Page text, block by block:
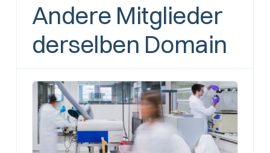
Andere Mitglieder
derselben Domain